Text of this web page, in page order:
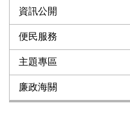
資訊公開
便民服務
主題專區
廉政海關